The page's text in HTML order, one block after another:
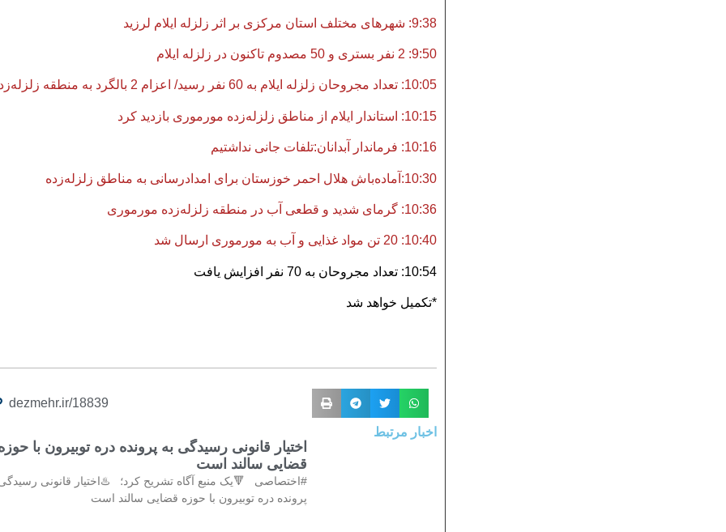
9:38: شهرهای مختلف استان مرکزی بر اثر زلزله ایلام لرزید
9:50: 2 نفر بستری و 50 مصدوم تاکنون در زلزله ایلام
10:05: تعداد مجروحان زلزله ایلام به 60 نفر رسید/ اعزام 2 بالگرد به منطقه زلزله‌زده
10:15: استاندار ایلام از مناطق زلزله‌زده مورموری بازدید کرد
10:16: فرماندار آبدانان:تلفات جانی نداشتیم
10:30:آماده‌باش هلال احمر خوزستان برای امدادرسانی به مناطق زلزله‌زده
10:36: گرمای شدید و قطعی آب در منطقه‌ زلزله‌زده مورموری
10:40: 20 تن مواد غذایی و آب به مورموری ارسال شد
10:54: تعداد مجروحان به 70 نفر افزایش یافت
*تکمیل خواهد شد
dezmehr.ir/18839
اخبار مرتبط
اختیار قانونی رسیدگی به پرونده دره توبیرون با
قضایی سالند است
#اختصاصی 🔻یک منبع آگاه تشریح کرد؛ ♨️اختیار قانونی
پرونده دره توبیرون با حوزه قضایی سالند است